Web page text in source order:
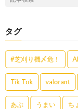
タグ
#芝刈り機〆危！
Tik Tok valorant
あぶ うまい ち